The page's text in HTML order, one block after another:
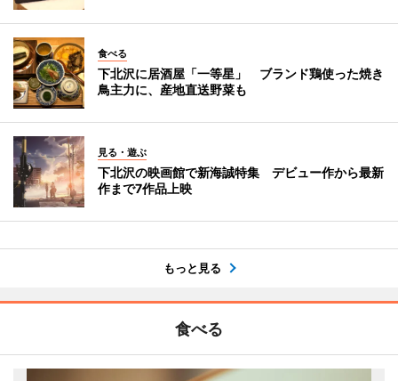
食べる
下北沢に居酒屋「一等星」 ブランド鶏使った焼き
鳥主力に、産地直送野菜も
見る・遊ぶ
下北沢の映画館で新海誠特集 デビュー作から最新
作まで7作品上映
もっと見る
食べる